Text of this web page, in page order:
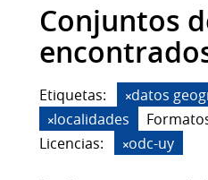
Conjuntos
Etiquetas:
datos
localidades
Licencias:
odc-uy